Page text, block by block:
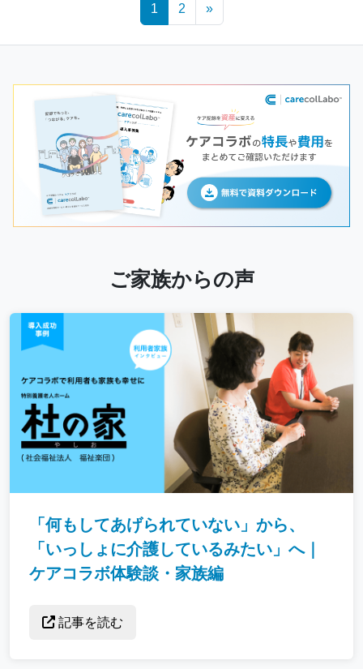
1 2 »
ご家族からの声
「何もしてあげられていない」から、
「いっしょに介護しているみたい」へ｜
ケアコラボ体験談・家族編
記事を読む